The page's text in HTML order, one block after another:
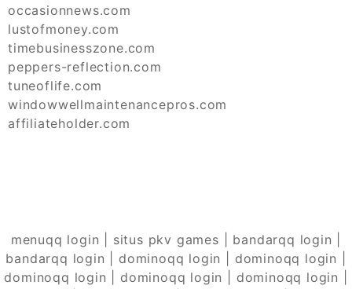
occasionnews.com
lustofmoney.com
timebusinesszone.com
peppers-reflection.com
tuneoflife.com
windowwellmaintenancepros.com
affiliateholder.com
menuqq login situs pkv games bandarqq login
bandarqq login
dominoqq login dominoqq login
dominoqq login
dominoqq login dominoqq login